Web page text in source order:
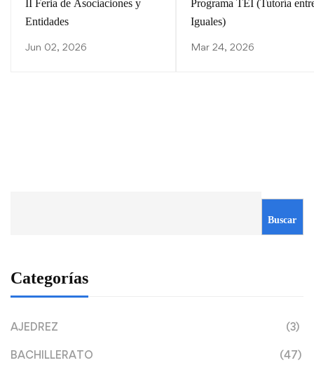
II Feria de Asociaciones y
Entidades
Jun 02, 2026
Programa TEI (Tutoría
Iguales)
Mar 24, 2026
Buscar
Categorías
AJEDREZ (3)
BACHILLERATO (47)